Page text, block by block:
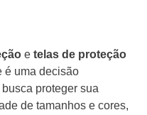
e telas de proteção
é uma decisão
proteger sua
de tamanhos e cores,